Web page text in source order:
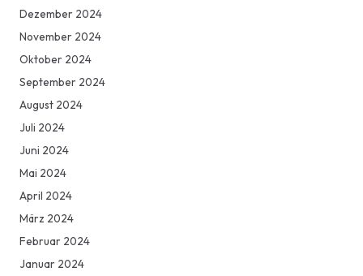
Dezember 2024
November 2024
Oktober 2024
September 2024
August 2024
Juli 2024
Juni 2024
Mai 2024
April 2024
März 2024
Februar 2024
Januar 2024